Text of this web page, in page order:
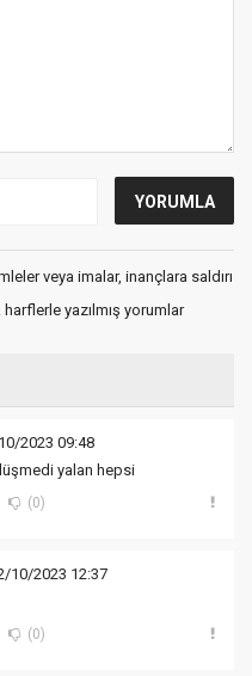
veya imalar, inançlara saldırı
yazılmış yorumlar
2023 09:48
yalan hepsi
(0)
10/2023 12:37
(0)